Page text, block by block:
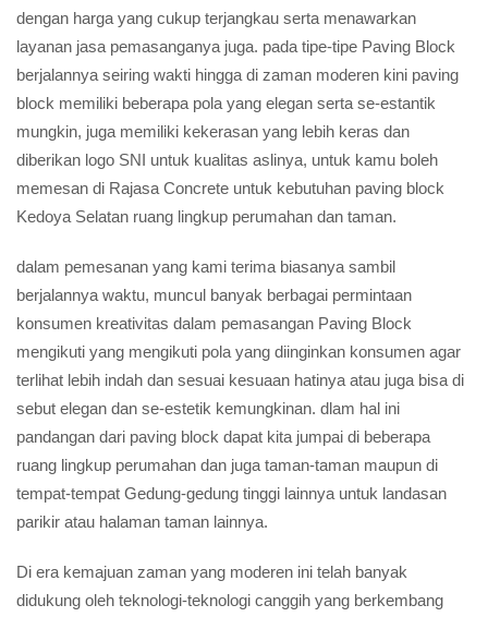
dengan harga yang cukup terjangkau serta menawarkan
layanan jasa pemasanganya juga. pada tipe-tipe Paving Block
berjalannya seiring wakti hingga di zaman moderen kini paving
block memiliki beberapa pola yang elegan serta se-estantik
mungkin, juga memiliki kekerasan yang lebih keras dan
diberikan logo SNI untuk kualitas aslinya, untuk kamu boleh
memesan di Rajasa Concrete untuk kebutuhan paving block
Kedoya Selatan ruang lingkup perumahan dan taman.
dalam pemesanan yang kami terima biasanya sambil
berjalannya waktu, muncul banyak berbagai permintaan
konsumen kreativitas dalam pemasangan Paving Block
mengikuti yang mengikuti pola yang diinginkan konsumen agar
terlihat lebih indah dan sesuai kesuaan hatinya atau juga bisa di
sebut elegan dan se-estetik kemungkinan. dlam hal ini
pandangan dari paving block dapat kita jumpai di beberapa
ruang lingkup perumahan dan juga taman-taman maupun di
tempat-tempat Gedung-gedung tinggi lainnya untuk landasan
parikir atau halaman taman lainnya.
Di era kemajuan zaman yang moderen ini telah banyak
didukung oleh teknologi-teknologi canggih yang berkembang